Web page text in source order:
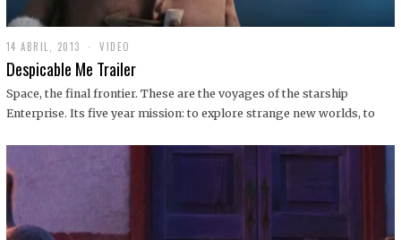
14 ABRIL, 2013
9
D
C
I
1
VIDEO
Despicable Me Trailer
Space, the final frontier. These are the voyages of the starship
Enterprise. Its five year mission: to explore strange new worlds, to